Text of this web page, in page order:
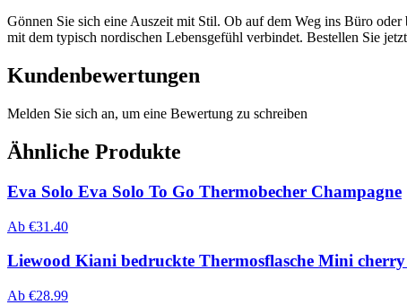
Gönnen Sie sich eine Auszeit mit Stil. Ob auf dem Weg ins Büro
mit dem typisch nordischen Lebensgefühl verbindet. Bestellen Sie
Kundenbewertungen
Melden Sie sich an, um eine Bewertung zu schreiben
Ähnliche Produkte
Eva Solo Eva Solo To Go Thermobecher Champagne
Ab €31.40
Liewood Kiani bedruckte Thermosflasche Mini
Ab €28.99